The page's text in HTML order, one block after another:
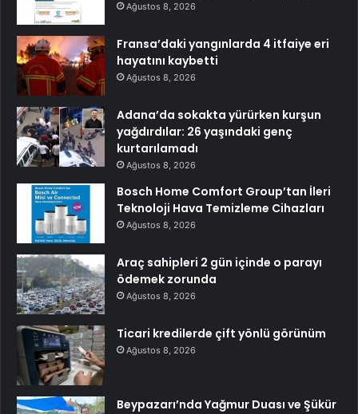
Ağustos 8, 2026
Fransa’daki yangınlarda 4 itfaiye eri
hayatını kaybetti
Ağustos 8, 2026
Adana’da sokakta yürürken kurşun
yağdırdılar: 26 yaşındaki genç
kurtarılamadı
Ağustos 8, 2026
Bosch Home Comfort Group’tan İleri
Teknoloji Hava Temizleme Cihazları
Ağustos 8, 2026
Araç sahipleri 2 gün içinde o parayı
ödemek zorunda
Ağustos 8, 2026
Ticari kredilerde çift yönlü görünüm
Ağustos 8, 2026
Beypazarı’nda Yağmur Duası ve Şükür